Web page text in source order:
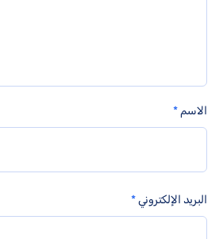
الاسم *
البريد الإلكتروني*